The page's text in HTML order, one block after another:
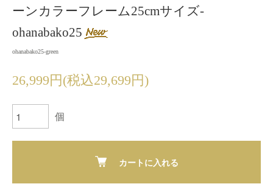
ーンカラーフレーム25cmサイズ-
ohanabako25
ohanabako25-green
26,999円(税込29,699円)
個
カートに入れる